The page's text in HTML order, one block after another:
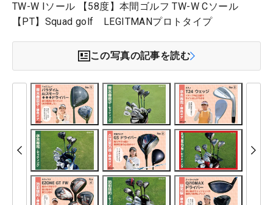
TW-W Iソール 【58度】本間ゴルフ TW-W Cソール
【PT】Squad golf LEGITMANプロトタイプ
この写真の記事を読む